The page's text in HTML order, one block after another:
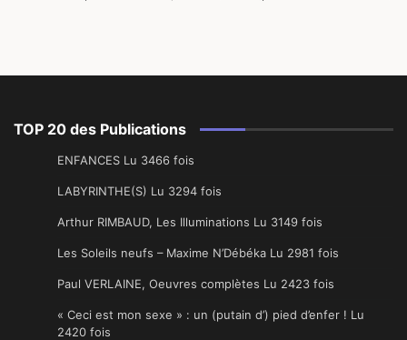
TOP 20 des Publications
ENFANCES Lu 3466 fois
LABYRINTHE(S) Lu 3294 fois
Arthur RIMBAUD, Les Illuminations Lu 3149 fois
Les Soleils neufs – Maxime N’Débéka Lu 2981 fois
Paul VERLAINE, Oeuvres complètes Lu 2423 fois
« Ceci est mon sexe » : un (putain d’) pied d’enfer ! Lu
2420 fois